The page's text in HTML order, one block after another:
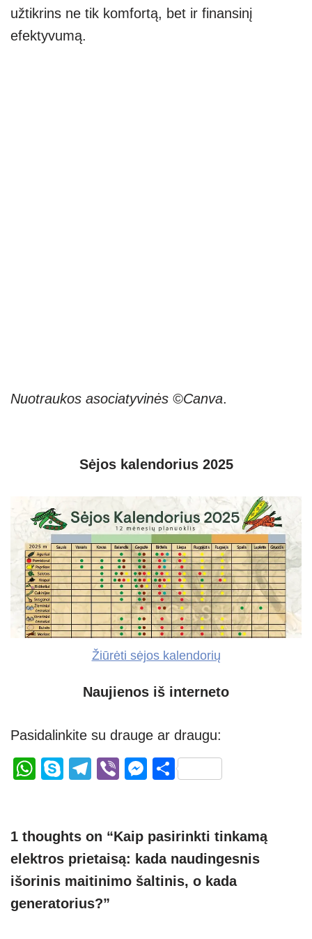
užtikrins ne tik komfortą, bet ir finansinį
efektyvumą.
Nuotraukos asociatyvinės ©Canva.
Sėjos kalendorius 2025
Žiūrėti sėjos kalendorių
Naujienos iš interneto
Pasidalinkite su drauge ar draugu:
W
s
A
p
p
S
e
T
gr
a
m
Vi
M
e
n
g
S
e
1 thoughts on “Kaip pasirinkti tinkamą
elektros prietaisą: kada naudingesnis
išorinis maitinimo šaltinis, o kada
generatorius?”